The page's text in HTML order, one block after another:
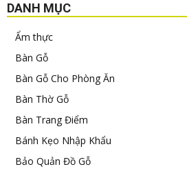
DANH MỤC
Ẩm thực
Bàn Gỗ
Bàn Gỗ Cho Phòng Ăn
Bàn Thờ Gỗ
Bàn Trang Điểm
Bánh Kẹo Nhập Khẩu
Bảo Quản Đồ Gỗ